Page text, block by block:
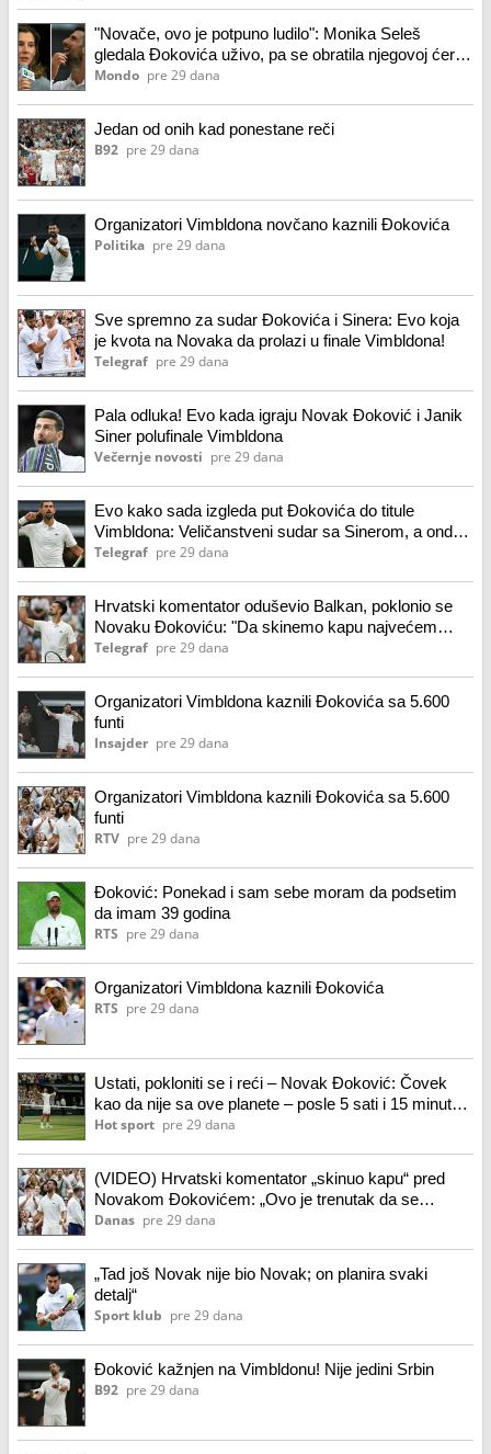
"Novače, ovo je potpuno ludilo": Monika Seleš
gledala Đokovića uživo, pa se obratila njegovoj ćerki
Tari
Mondo pre 29 dana
Jedan od onih kad ponestane reči
B92 pre 29 dana
Organizatori Vimbldona novčano kaznili Đokovića
Politika pre 29 dana
Sve spremno za sudar Đokovića i Sinera: Evo koja
je kvota na Novaka da prolazi u finale Vimbldona!
Telegraf pre 29 dana
Pala odluka! Evo kada igraju Novak Đoković i Janik
Siner polufinale Vimbldona
Večernje novosti pre 29 dana
Evo kako sada izgleda put Đokovića do titule
Vimbldona: Veličanstveni sudar sa Sinerom, a onda
finale sa...
Telegraf pre 29 dana
Hrvatski komentator oduševio Balkan, poklonio se
Novaku Đokoviću: "Da skinemo kapu najvećem
ovog sporta"
Telegraf pre 29 dana
Organizatori Vimbldona kaznili Đokovića sa 5.600
funti
Insajder pre 29 dana
Organizatori Vimbldona kaznili Đokovića sa 5.600
funti
RTV pre 29 dana
Đoković: Ponekad i sam sebe moram da podsetim
da imam 39 godina
RTS pre 29 dana
Organizatori Vimbldona kaznili Đokovića
RTS pre 29 dana
Ustati, pokloniti se i reći – Novak Đoković: Čovek
kao da nije sa ove planete – posle 5 sati i 15 minuta
otišao u polufinale!
Hot sport pre 29 dana
(VIDEO) Hrvatski komentator „skinuo kapu“ pred
Novakom Đokovićem: „Ovo je trenutak da se
poklonimo najvećem šampionu ovog sporta“
Danas pre 29 dana
„Tad još Novak nije bio Novak; on planira svaki
detalj“
Sport klub pre 29 dana
Đoković kažnjen na Vimbldonu! Nije jedini Srbin
B92 pre 29 dana